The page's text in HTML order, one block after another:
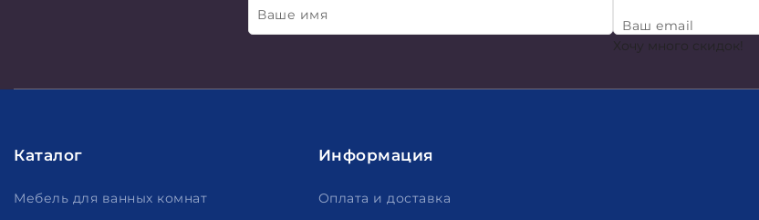
Ваше имя
Ваш email
Хочу много скидок!
Каталог
Мебель для ванных комнат
Информация
Оплата и доставка